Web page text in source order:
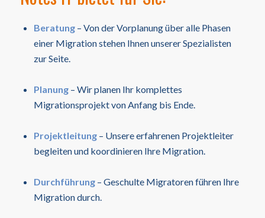
Beratung– Von der Vorplanung über alle Phasen
einer Migration stehen Ihnen unserer Spezialisten
zur Seite.
Planung– Wir planen Ihr komplettes
Migrationsprojekt von Anfang bis Ende.
Projektleitung– Unsere erfahrenen Projektleiter
begleiten und koordinieren Ihre Migration.
Durchführung– Geschulte Migratoren führen Ihre
Migration durch.